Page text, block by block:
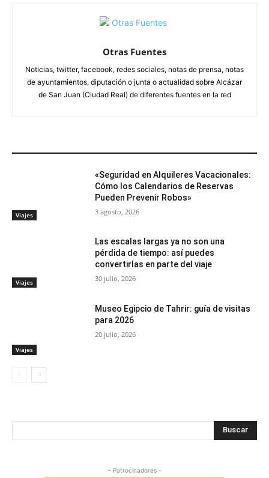
Otras Fuentes
Noticias, twitter, facebook, redes sociales, notas de prensa, notas
de ayuntamientos, diputación o junta o actualidad sobre Alcázar
de San Juan (Ciudad Real) de diferentes fuentes en la red
Viajes
«Seguridad en Alquileres Vacacionales:
Cómo los Calendarios de Reservas
Pueden Prevenir Robos»
3 agosto, 2026
Viajes
Las escalas largas ya no son una
pérdida de tiempo: así puedes
convertirlas en parte del viaje
30 julio, 2026
Viajes
Museo Egipcio de Tahrir: guía de visitas
para 2026
20 julio, 2026
Buscar
- Patrocinadores -